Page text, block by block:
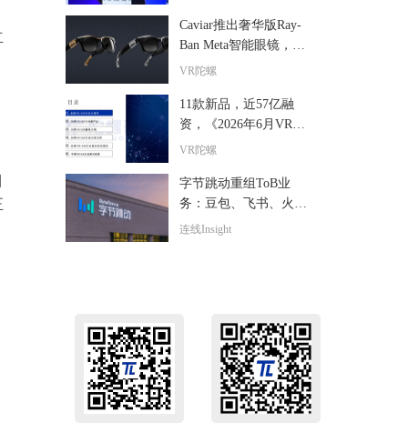
Caviar推出奢华版Ray-
Ban Meta智能眼镜，全
球限量24副售价超6000
VR陀螺
11款新品，近57亿融
资，《2026年6月VR/A
R与AI眼镜行业月报》
VR陀螺
字节跳动重组ToB业
务：豆包、飞书、火山
扮演什么新角色？
连线Insight